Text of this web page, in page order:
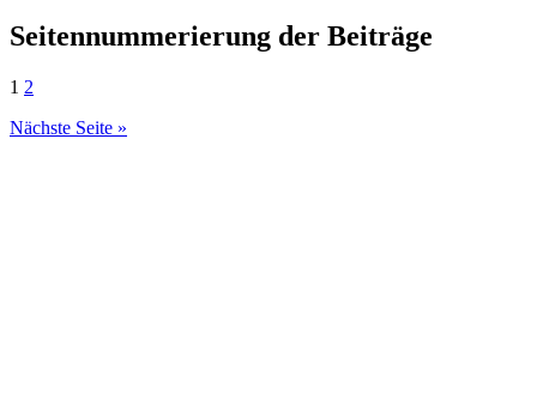
Seitennummerierung der Beiträge
1 2
Nächste Seite »